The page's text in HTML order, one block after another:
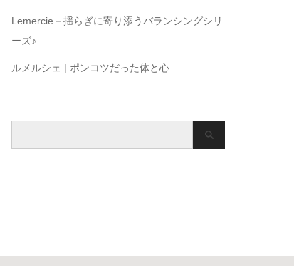
Lemercie－揺らぎに寄り添うバランシングシリ
ーズ♪
ルメルシェ | ポンコツだった体と心